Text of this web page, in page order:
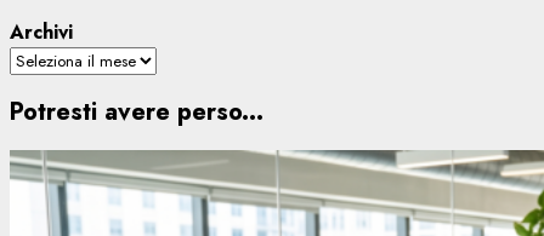
Archivi
Potresti avere perso...